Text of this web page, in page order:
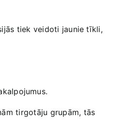
‍tiek veidoti jaunie tīkli,
tirgotāju grupām, tās